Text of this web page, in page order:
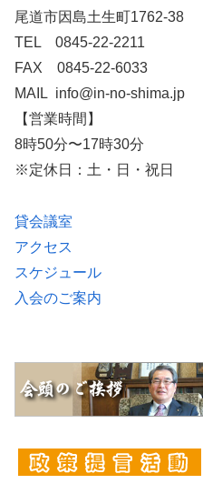
尾道市因島土生町1762-38
TEL 0845-22-2211
FAX 0845-22-6033
MAIL info@in-no-shima.jp
【営業時間】
8時50分〜17時30分
※定休日：土・日・祝日
貸会議室
アクセス
スケジュール
入会のご案内